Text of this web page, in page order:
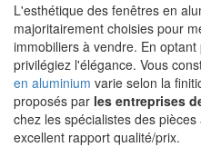
L'esthétique des fenêtres en
majoritairement choisies pour
immobiliers à vendre. En
privilégiez l'élégance. Vous
en aluminium varie selon la
proposés par les entreprises
chez les spécialistes des pièces
excellent rapport qualité/prix.